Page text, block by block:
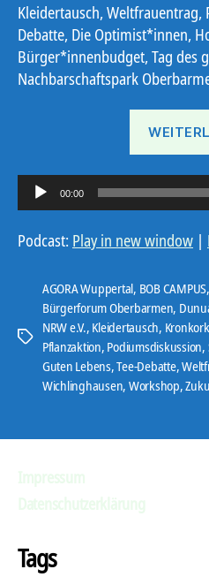
Kleidertausch, Weltfrauentrag,
Debatte, Die Optimist*innen,
Bürger*innenbudget, Tag des
Nachbarschaftspark
u
d
P
00:00
Podcast: Play in new window |
Schlagwörter
AGORA Wuppertal, BOB CAMPUS,
Bürgerforum Oberbarmen,
NRW e.V., Kleidertausch,
Pflanzaktion, Podiumsdiskussion,
Guten Lebens,Tee-Debatte,
Wichlinghausen, Workshop,
Tags